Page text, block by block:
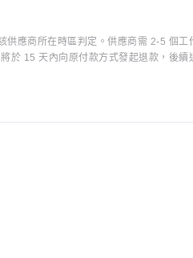
供應商所在時區判定。供應商需 2-5 個
於 15 天內向原付款方式發起退款，後